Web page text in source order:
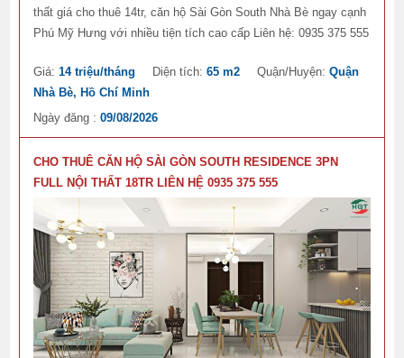
thất giá cho thuê 14tr, căn hộ Sài Gòn South Nhà Bè ngay cạnh
Phú Mỹ Hưng với nhiều tiện tích cao cấp Liên hệ: 0935 375 555
Giá:14 triệu/tháng Diện tích:65 m2 Quận/Huyện:Quận
Nhà Bè, Hồ Chí Minh
Ngày đăng :09/08/2026
CHO THUÊ CĂN HỘ SÀI GÒN SOUTH RESIDENCE 3PN
FULL NỘI THẤT 18TR LIÊN HỆ 0935 375 555